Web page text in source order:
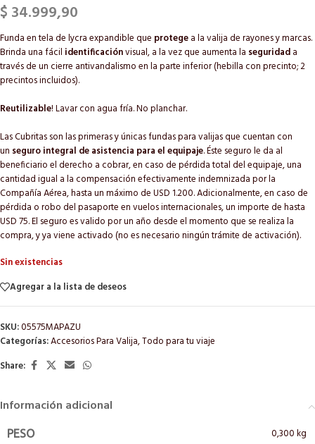
$ 34.999,90
Funda en tela de lycra expandible que protegea la valija de rayones y marcas.
Brinda una fácil identificaciónvisual, a la vez que aumenta la seguridada
través de un cierre antivandalismo en la parte inferior (hebilla con precinto; 2
precintos incluidos).
Reutilizable! Lavar con agua fría. No planchar.
Las Cubritas son las primeras y únicas fundas para valijas que cuentan con
un seguro integral de asistencia para el equipaje. Éste seguro le da al
beneficiario el derecho a cobrar, en caso de pérdida total del equipaje, una
cantidad igual a la compensación efectivamente indemnizada por la
Compañía Aérea, hasta un máximo de USD 1.200. Adicionalmente, en caso de
pérdida o robo del pasaporte en vuelos internacionales, un importe de hasta
USD 75. El seguro es valido por un año desde el momento que se realiza la
compra, y ya viene activado (no es necesario ningún trámite de activación).
Sin existencias
Agregar a la lista de deseos
SKU:05575MAPAZU
Categorías:Accesorios Para Valija,Todo para tu viaje
Share:
Información adicional
PESO 0,300 kg